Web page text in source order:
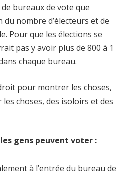
bureaux de vote que
nombre d’électeurs et de
Pour que les élections se
pas y avoir plus de 800 à 1
chaque bureau.
pour montrer les choses,
choses, des isoloirs et des
gens peuvent voter :
à l’entrée du bureau de